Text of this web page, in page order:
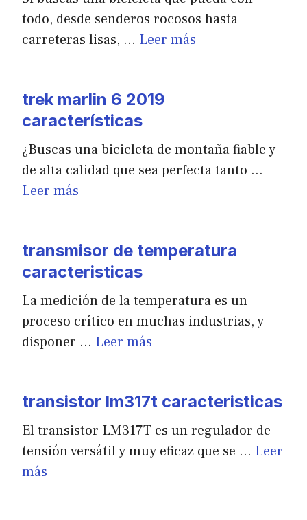
todo, desde senderos rocosos hasta
carreteras lisas, … Leer más
trek marlin 6 2019
características
¿Buscas una bicicleta de montaña fiable y
de alta calidad que sea perfecta tanto …
Leer más
transmisor de temperatura
caracteristicas
La medición de la temperatura es un
proceso crítico en muchas industrias, y
disponer … Leer más
transistor lm317t caracteristicas
El transistor LM317T es un regulador de
tensión versátil y muy eficaz que se … Leer
más